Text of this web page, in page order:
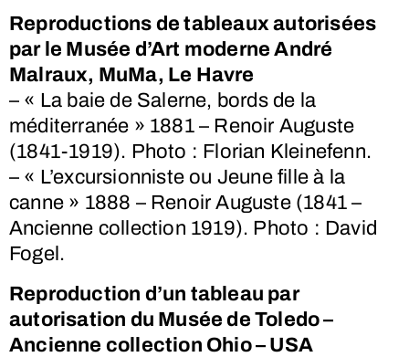
Reproductions de tableaux autorisées
par le Musée d’Art moderne André
Malraux, MuMa, Le Havre
– « La baie de Salerne, bords de la
méditerranée » 1881 – Renoir Auguste
(1841-1919). Photo : Florian Kleinefenn.
– « L’excursionniste ou Jeune fille à la
canne » 1888 – Renoir Auguste (1841 –
Ancienne collection 1919). Photo : David
Fogel.
Reproduction d’un tableau par
autorisation du Musée de Toledo –
Ancienne collection Ohio – USA